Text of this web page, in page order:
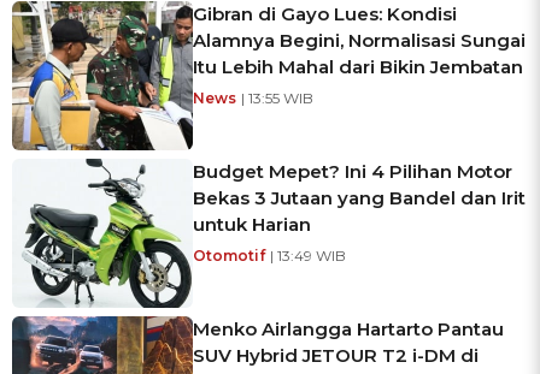
Gibran di Gayo Lues: Kondisi
Alamnya Begini, Normalisasi Sungai
Itu Lebih Mahal dari Bikin Jembatan
News | 13:55 WIB
Budget Mepet? Ini 4 Pilihan Motor
Bekas 3 Jutaan yang Bandel dan Irit
untuk Harian
Otomotif | 13:49 WIB
Menko Airlangga Hartarto Pantau
SUV Hybrid JETOUR T2 i-DM di